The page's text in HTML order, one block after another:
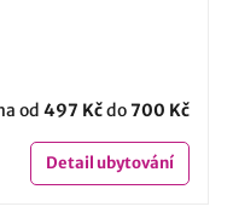
od 497 Kčdo700 Kč
Detailubytování